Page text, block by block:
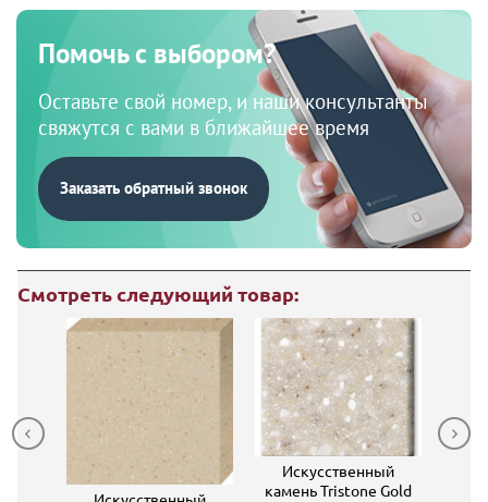
Помочь с выбором?
Оставьте свой номер, и наши консультанты
свяжутся с вами в ближайшее время
Заказать обратный звонок
Смотреть следующий товар:
Искусственный
камень Tristone Gold